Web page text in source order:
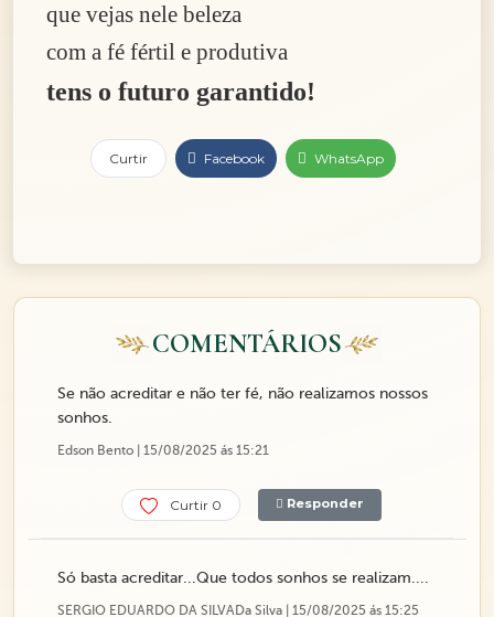
que vejas nele beleza
com a fé fértil e produtiva
tens o futuro garantido!
Curtir Facebook WhatsApp
COMENTÁRIOS
Se não acreditar e não ter fé, não realizamos nossos
sonhos.
Edson Bento | 15/08/2025 ás 15:21
Curtir 0 Responder
Só basta acreditar...Que todos sonhos se realizam....
SERGIO EDUARDO DA SILVADa Silva | 15/08/2025 ás 15:25